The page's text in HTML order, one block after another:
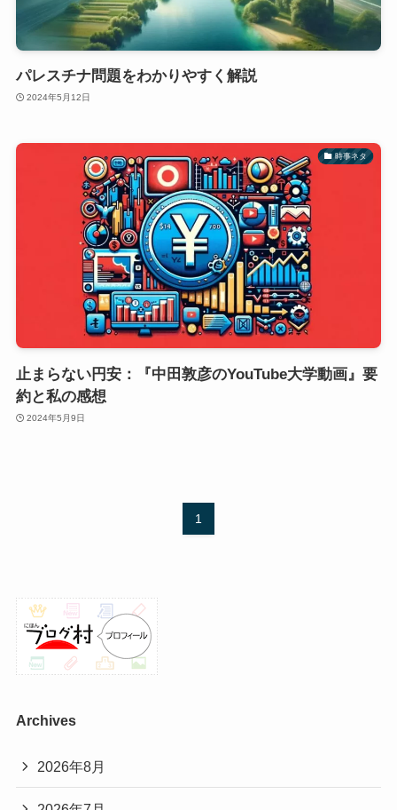
パレスチナ問題をわかりやすく解説
2024年5月12日
時事ネタ
止まらない円安：『中田敦彦のYouTube大学動画』要
約と私の感想
2024年5月9日
1
Archives
2026年8月